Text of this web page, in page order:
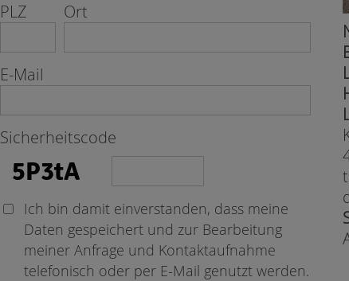
PLZ Ort
E-Mail
Sicherheitscode
Ich bin damit einverstanden, dass meine
Daten gespeichert und zur Bearbeitung
meiner Anfrage und Kontaktaufnahme
telefonisch oder per E-Mail genutzt werden.